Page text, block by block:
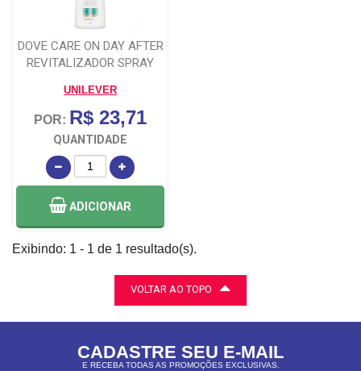
DOVE CARE ON DAY AFTER
REVITALIZADOR SPRAY
UNILEVER
POR: R$ 23,71
QUANTIDADE
ADICIONAR
Exibindo: 1 - 1 de 1 resultado(s).
VOLTAR AO TOPO
CADASTRE SEU E-MAIL
E RECEBA TODAS AS PROMOÇÕES EXCLUSIVAS.